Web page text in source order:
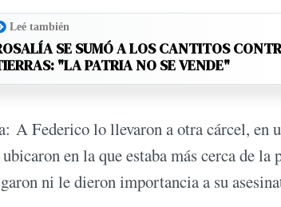
Leé también
SE SUMÓ A LOS CANTITOS
"LA PATRIA NO SE VENDE"
A Federico lo llevaron a otra cárcel, en
en la que estaba más cerca de
ni le dieron importancia a su